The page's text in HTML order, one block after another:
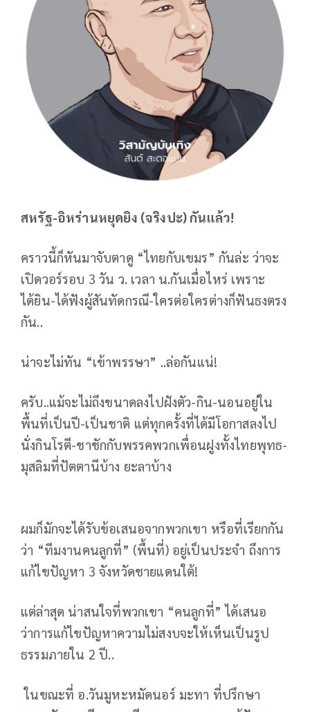
สหรัฐ-อิหร่านหยุดยิง (จริงปะ) กันแล้ว!
คราวนี้ก็หันมาจับตาดู “ไทยกับเขมร” กันล่ะ ว่าจะ
เปิดวอร์รอบ 3 วัน ว. เวลา น.กันเมื่อไหร่ เพราะ
ได้ยิน-ได้ฟังผู้สันทัดกรณี-ใครต่อใครต่างก็ฟันธงตรง
กัน..
น่าจะไม่ทัน “เข้าพรรษา” ..ล่อกันแน่!
ครับ..แม้จะไม่ถึงขนาดลงไปฝังตัว-กิน-นอนอยู่ใน
พื้นที่เป็นปี-เป็นชาติ แต่ทุกครั้งที่ได้มีโอกาสลงไป
นั่งกินโรตี-ชาชักกับพรรคพวกเพื่อนฝูงทั้งไทยพุทธ-
มุสลิมที่ปัตตานีบ้าง ยะลาบ้าง
ผมก็มักจะได้รับข้อเสนอจากพวกเขา หรือที่เรียกกัน
ว่า “ทีมงานคนลูกที่” (พื้นที่) อยู่เป็นประจำ ถึงการ
แก้ไขปัญหา 3 จังหวัดชายแดนใต้!
แต่ล่าสุด น่าสนใจที่พวกเขา “คนลูกที่” ได้เสนอ
ว่าการแก้ไขปัญหาความไม่สงบจะให้เห็นเป็นรูป
ธรรมภายใน 2 ปี..
ในขณะที่ อ.วันมูหะหมัดนอร์ มะทา ที่ปรึกษา